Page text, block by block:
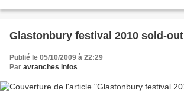
Glastonbury festival 2010 sold-out
Publié le 05/10/2009 à 22:29
Par avranches infos